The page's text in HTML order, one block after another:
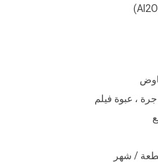
، عبوة فيلم